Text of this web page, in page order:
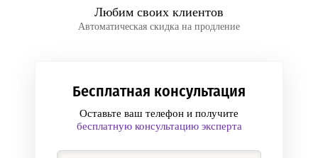
Любим своих клиентов
Автоматическая скидка на продление
Бесплатная консультация
Оставьте ваш телефон и получите
бесплатную консультацию эксперта